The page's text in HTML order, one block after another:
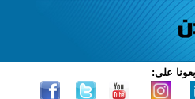
على: